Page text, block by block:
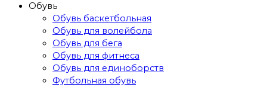
Обувь
Обувь баскетбольная
Обувь для волейбола
Обувь для бега
Обувь для фитнеса
Обувь для единоборств
Футбольная обувь